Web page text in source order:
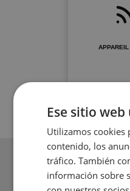
APPAREIL
Ese sitio
Utilizamos cookies
contenido, los
tráfico. También
información sobre